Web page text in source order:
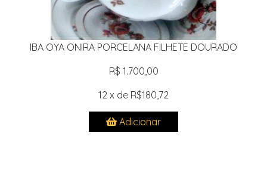
IBA OYA ONIRA PORCELANA FILHETE DOURADO
R$ 1.700,00
12 x de R$180,72
Adicionar